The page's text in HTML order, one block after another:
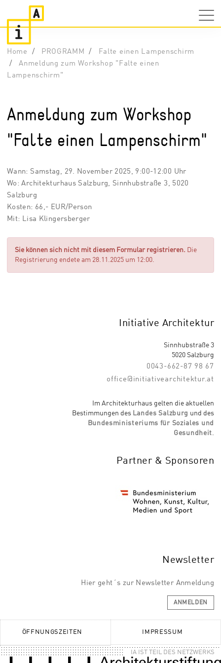
Home PROGRAMM
Falte einen Lampenschirm
Anmeldung zum Workshop "Falte einen
Lampenschirm"
Anmeldung zum Workshop
"Falte einen Lampenschirm"
Wann: Samstag, 29. November 2025, 9:00-12:00 Uhr
Wo: Architekturhaus Salzburg, Sinnhubstraße 3, 5020
Salzburg
Kosten: 66,- EUR/Person
Mit: Lisa Klingersberger
Sie können sich nicht mit diesem Formular registrieren. Die
Registrierung endete am 28.11.2025 um 12:00.
Initiative Architektur
Sinnhubstraße 3
5020 Salzburg
0043-662-87 98 67
office@initiativearchitektur.at
Im Architekturhaus gelten die aktuellen
Bestimmungen des Landes Salzburg und des
Bundesministeriums für Soziales und
Gesundheit.
Partner & Sponsoren
Newsletter
Hier geht´s zur Newsletter Anmeldung
ANMELDEN
ÖFFNUNGSZEITEN IMPRESSUM
IA IST TEIL DES NETZWERKS